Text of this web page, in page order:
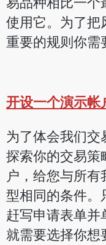
使用它。为了把
重要的规则你需
开设一个演示帐
为了体会我们
探索你的交易策
户，给您与所
型相同的条件。
赶写申请表单
就需要选择你想